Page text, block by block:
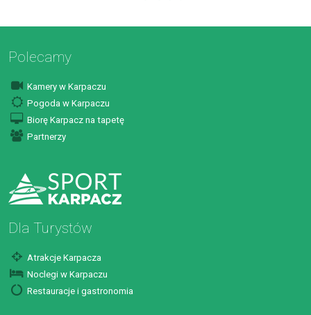
Polecamy
Kamery w Karpaczu
Pogoda w Karpaczu
Biorę Karpacz na tapetę
Partnerzy
Dla Turystów
Atrakcje Karpacza
Noclegi w Karpaczu
Restauracje i gastronomia